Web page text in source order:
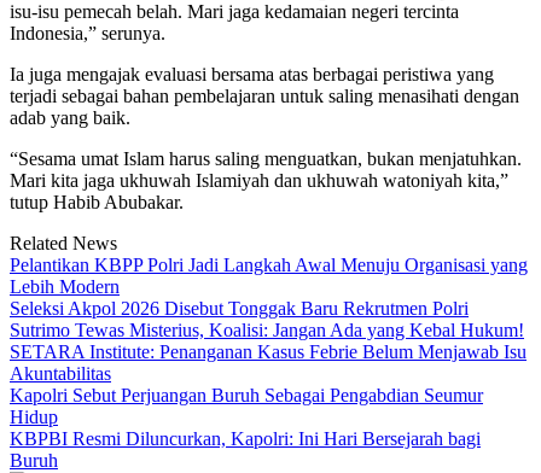
isu-isu pemecah belah. Mari jaga kedamaian negeri tercinta
Indonesia,” serunya.
Ia juga mengajak evaluasi bersama atas berbagai peristiwa yang
terjadi sebagai bahan pembelajaran untuk saling menasihati dengan
adab yang baik.
“Sesama umat Islam harus saling menguatkan, bukan menjatuhkan.
Mari kita jaga ukhuwah Islamiyah dan ukhuwah watoniyah kita,”
tutup Habib Abubakar.
Related News
Pelantikan KBPP Polri Jadi Langkah Awal Menuju Organisasi yang
Lebih Modern
Seleksi Akpol 2026 Disebut Tonggak Baru Rekrutmen Polri
Sutrimo Tewas Misterius, Koalisi: Jangan Ada yang Kebal Hukum!
SETARA Institute: Penanganan Kasus Febrie Belum Menjawab Isu
Akuntabilitas
Kapolri Sebut Perjuangan Buruh Sebagai Pengabdian Seumur
Hidup
KBPBI Resmi Diluncurkan, Kapolri: Ini Hari Bersejarah bagi
Buruh